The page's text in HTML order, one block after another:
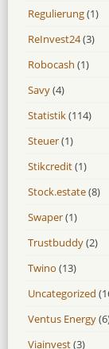
Regulierung(1)
ReInvest24(3)
Robocash (1)
Savy(4)
Statistik(114)
Steuer(1)
Stikcredit(1)
Stock.estate(8)
Swaper(1)
Trustbuddy(2)
Twino (13)
Uncategorized
Ventus Energy
Viainvest(3)